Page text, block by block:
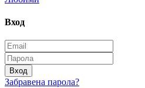
Вход
Вход
Забравена парола?